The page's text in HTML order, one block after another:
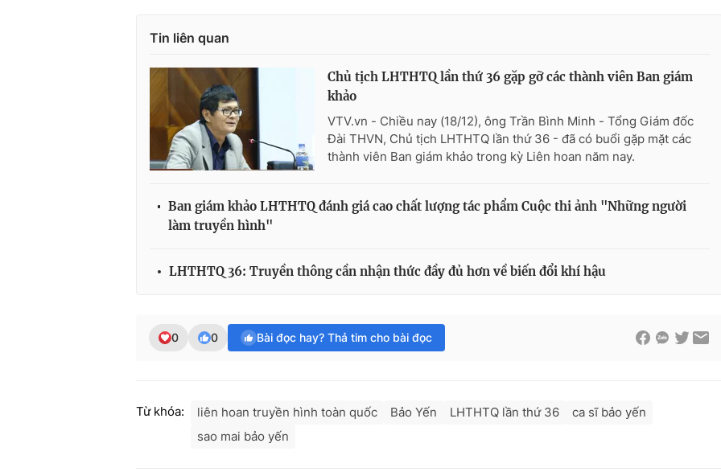
Tin liên quan
Chủ tịch LHTHTQ lần thứ 36 gặp gỡ các thành viên Ban giám
khảo
VTV.vn - Chiều nay (18/12), ông Trần Bình Minh - Tổng Giám đốc
Đài THVN, Chủ tịch LHTHTQ lần thứ 36 - đã có buổi gặp mặt các
thành viên Ban giám khảo trong kỳ Liên hoan năm nay.
Ban giám khảo LHTHTQ đánh giá cao chất lượng tác phẩm Cuộc thi ảnh "Những người
làm truyền hình"
LHTHTQ 36: Truyền thông cần nhận thức đầy đủ hơn về biến đổi khí hậu
0 0 Bài đọc hay? Thả tim cho bài đọc
Từ khóa: liên hoan truyền hình toàn quốc Bảo Yến LHTHTQ lần thứ 36
ca sĩ bảo yến
sao mai bảo yến